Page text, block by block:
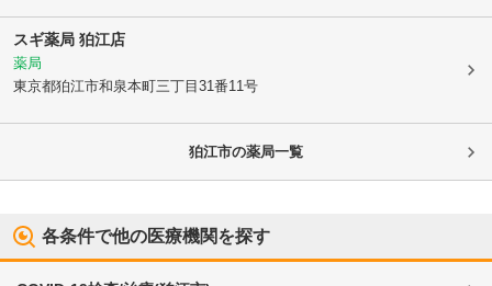
スギ薬局 狛江店
薬局
東京都狛江市和泉本町三丁目31番11号
狛江市の薬局一覧
各条件で他の医療機関を探す